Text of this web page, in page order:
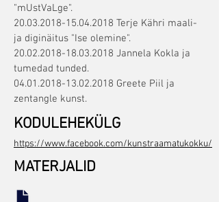
"mUstVaLge".
20.03.2018-15.04.2018 Terje Kähri maali-
ja diginäitus "Ise olemine".
20.02.2018-18.03.2018 Jannela Kokla ja
tumedad tunded.
04.01.2018-13.02.2018 Greete Piil ja
zentangle kunst.
KODULEHEKÜLG
https://www.facebook.com/kunstraamatukokku/
MATERJALID